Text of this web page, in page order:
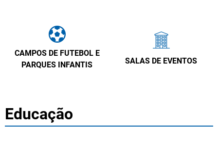
CAMPOS DE FUTEBOL E
PARQUES INFANTIS
SALAS DE EVENTOS
Educação